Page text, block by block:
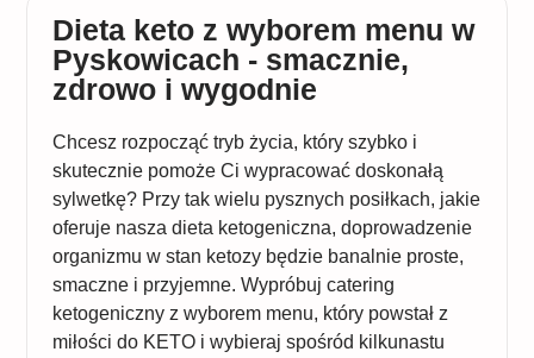
Dieta keto z wyborem menu w
Pyskowicach - smacznie,
zdrowo i wygodnie
Chcesz rozpocząć tryb życia, który szybko i
skutecznie pomoże Ci wypracować doskonałą
sylwetkę? Przy tak wielu pysznych posiłkach, jakie
oferuje nasza dieta ketogeniczna, doprowadzenie
organizmu w stan ketozy będzie banalnie proste,
smaczne i przyjemne. Wypróbuj catering
ketogeniczny z wyborem menu, który powstał z
miłości do KETO i wybieraj spośród kilkunastu